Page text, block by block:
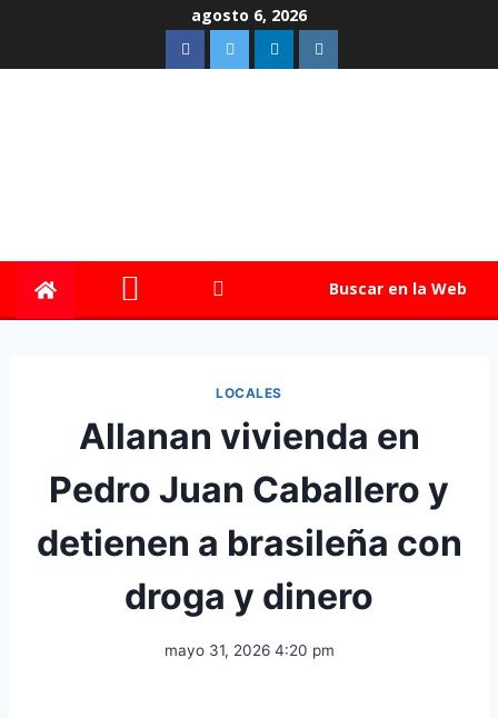
agosto 6, 2026
Buscar en la Web
LOCALES
Allanan vivienda en
Pedro Juan Caballero y
detienen a brasileña con
droga y dinero
mayo 31, 2026 4:20 pm